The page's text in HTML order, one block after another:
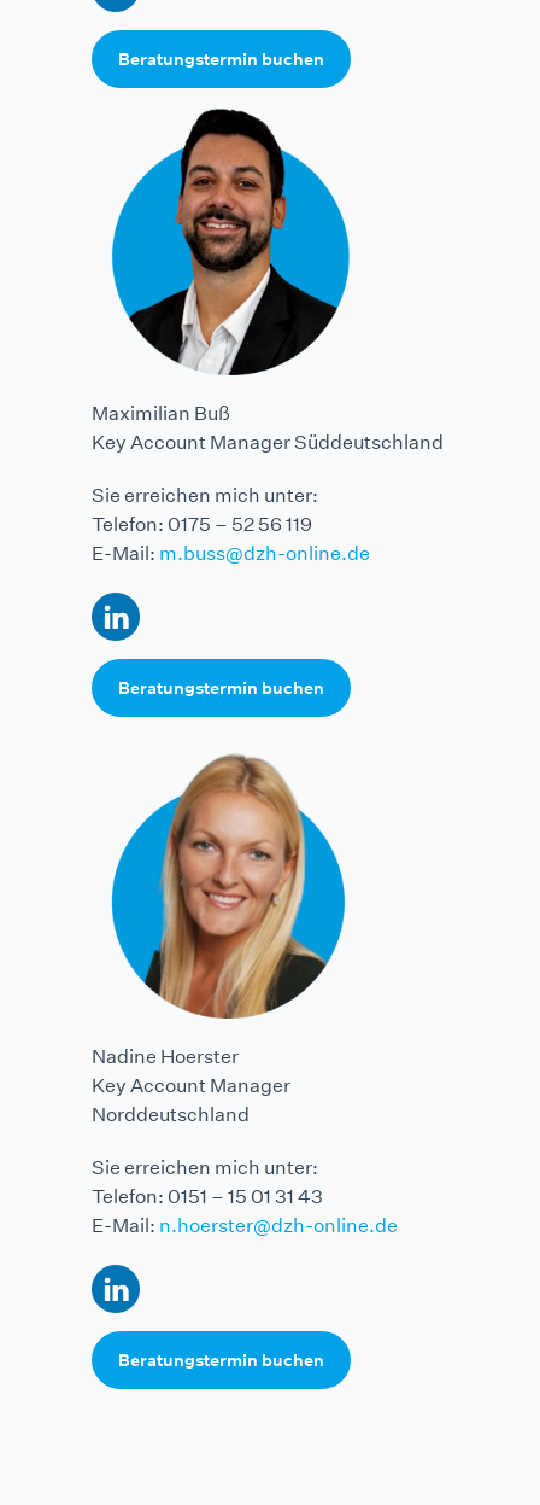
Beratungstermin buchen
Maximilian Buß
Key Account Manager Süddeutschland
Sie erreichen mich unter:
Telefon: 0175 – 52 56 119
E-Mail: m.buss@dzh-online.de
Beratungstermin buchen
Nadine Hoerster
Key Account Manager
Norddeutschland
Sie erreichen mich unter:
Telefon: 0151 – 15 01 31 43
E-Mail: n.hoerster@dzh-online.de
Beratungstermin buchen